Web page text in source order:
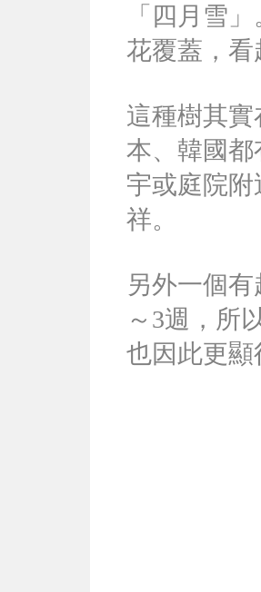
「四月雪
花覆蓋，看
這種樹其
本、韓國
宇或庭院
祥。
另外一個
～3週，所
也因此更顯